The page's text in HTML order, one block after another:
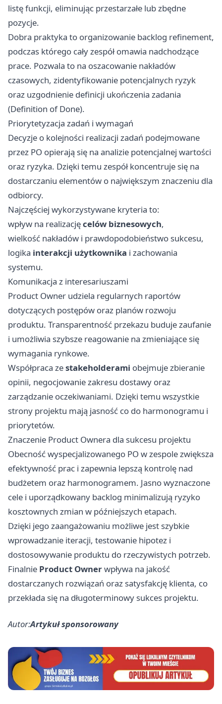
listę funkcji, eliminując przestarzałe lub zbędne
pozycje.
Dobra praktyka to organizowanie backlog refinement,
podczas którego cały zespół omawia nadchodzące
prace. Pozwala to na oszacowanie nakładów
czasowych, zidentyfikowanie potencjalnych ryzyk
oraz uzgodnienie definicji ukończenia zadania
(Definition of Done).
Priorytetyzacja zadań i wymagań
Decyzje o kolejności realizacji zadań podejmowane
przez PO opierają się na analizie potencjalnej wartości
oraz ryzyka. Dzięki temu zespół koncentruje się na
dostarczaniu elementów o największym znaczeniu dla
odbiorcy.
Najczęściej wykorzystywane kryteria to:
wpływ na realizacjęcelów biznesowych,
wielkość nakładów i prawdopodobieństwo sukcesu,
logika interakcji użytkownika i zachowania
systemu.
Komunikacja z interesariuszami
Product Owner udziela regularnych raportów
dotyczących postępów oraz planów rozwoju
produktu. Transparentność przekazu buduje zaufanie
i umożliwia szybsze reagowanie na zmieniające się
wymagania rynkowe.
Współpraca zestakeholderami obejmuje zbieranie
opinii, negocjowanie zakresu dostawy oraz
zarządzanie oczekiwaniami. Dzięki temu wszystkie
strony projektu mają jasność co do harmonogramu i
priorytetów.
Znaczenie Product Ownera dla sukcesu projektu
Obecność wyspecjalizowanego PO w zespole zwiększa
efektywność prac i zapewnia lepszą kontrolę nad
budżetem oraz harmonogramem. Jasno wyznaczone
cele i uporządkowany backlog minimalizują ryzyko
kosztownych zmian w późniejszych etapach.
Dzięki jego zaangażowaniu możliwe jest szybkie
wprowadzanie iteracji, testowanie hipotez i
dostosowywanie produktu do rzeczywistych potrzeb.
Finalnie Product Ownerwpływa na jakość
dostarczanych rozwiązań oraz satysfakcję klienta, co
przekłada się na długoterminowy sukces projektu.
Autor:Artykuł sponsorowany